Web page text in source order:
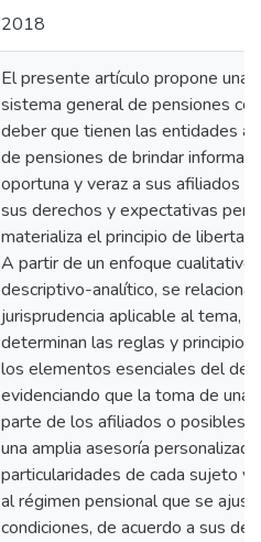
2018
El presente artículo propone una
sistema general de pensiones
deber que tienen las entidades
de pensiones de brindar
oportuna y veraz a sus afiliados
sus derechos y expectativas
materializa el principio de libertad
A partir de un enfoque
descriptivo-analítico, se relaciona
jurisprudencia aplicable al tema,
determinan las reglas y
los elementos esenciales del
evidenciando que la toma de una
parte de los afiliados o posibles
una amplia asesoría
particularidades de cada sujeto y
al régimen pensional que se
condiciones, de acuerdo a sus